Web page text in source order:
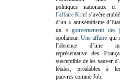
politiques nationaux et
l’affaire Krief s’avère
d’un « antisémitisme
un «gouvernement des
spoliateur.Une affaire qui
l’absence d’une
représentative des
susceptible de les sauver
létales, préalables à
pauvres comme Job.